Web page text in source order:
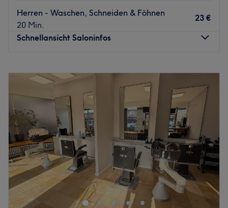
Herren - Waschen, Schneiden & Föhnen
20 Min.
23 €
Schnellansicht Saloninfos
Dienstag
09:00
09:00–19:00
Donnerstag
09:00
19:00
Freitag
09:00–19:00
Samstag
09:00–19:00
Sonntag
Geschlossen
Willkommen bei Ezzo's Barbier in Hamburg-Dulsberg –
deinem Ort für moderne Herrenhaarschnitte, präzise
Bartpflege und echte Barbershop-Kultur. In entspannter
Atmosphäre verbindet das Team traditionelles Handwerk